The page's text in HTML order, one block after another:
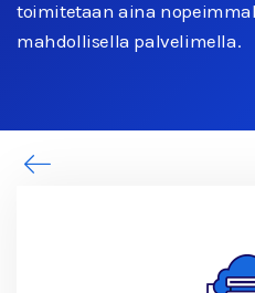
toimitetaan aina
mahdollisella palvelimella.